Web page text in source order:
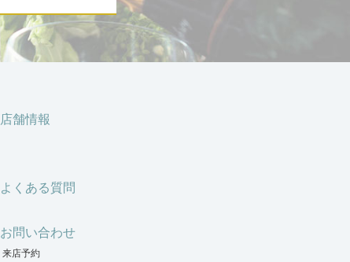
店舗情報
よくある質問
お問い合わせ
来店予約